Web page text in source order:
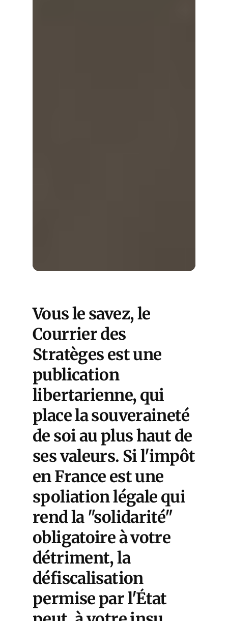
Vous le savez, le
Courrier des
Stratèges est une
publication
libertarienne, qui
place la souveraineté
de soi au plus haut de
ses valeurs. Si l'impôt
en France est une
spoliation légale qui
rend la "solidarité"
obligatoire à votre
détriment, la
défiscalisation
permise par l'État